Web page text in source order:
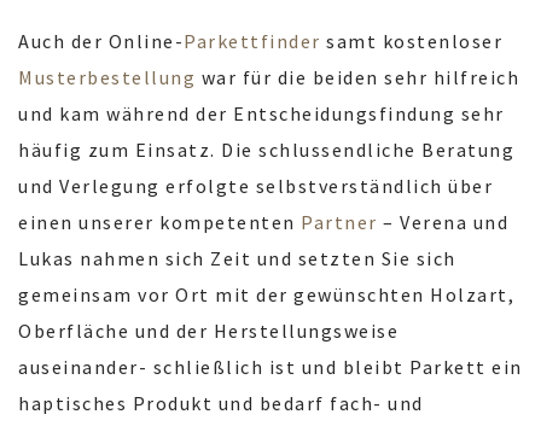
Auch der Online-Parkettfinder samt kostenloser
Musterbestellung war für die beiden sehr hilfreich
und kam während der Entscheidungsfindung sehr
häufig zum Einsatz. Die schlussendliche Beratung
und Verlegung erfolgte selbstverständlich über
einen unserer kompetenten Partner – Verena und
Lukas nahmen sich Zeit und setzten Sie sich
gemeinsam vor Ort mit der gewünschten Holzart,
Oberfläche und der Herstellungsweise
auseinander- schließlich ist und bleibt Parkett ein
haptisches Produkt und bedarf fach- und